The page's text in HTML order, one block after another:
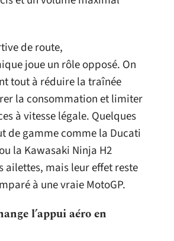
de route,
joue un rôle opposé. On
tout à réduire la traînée
la consommation et limiter
à vitesse légale. Quelques
de gamme comme la Ducati
la Kawasaki Ninja H2
ailettes, mais leur effet reste
à une vraie MotoGP.
l’appui aéro en